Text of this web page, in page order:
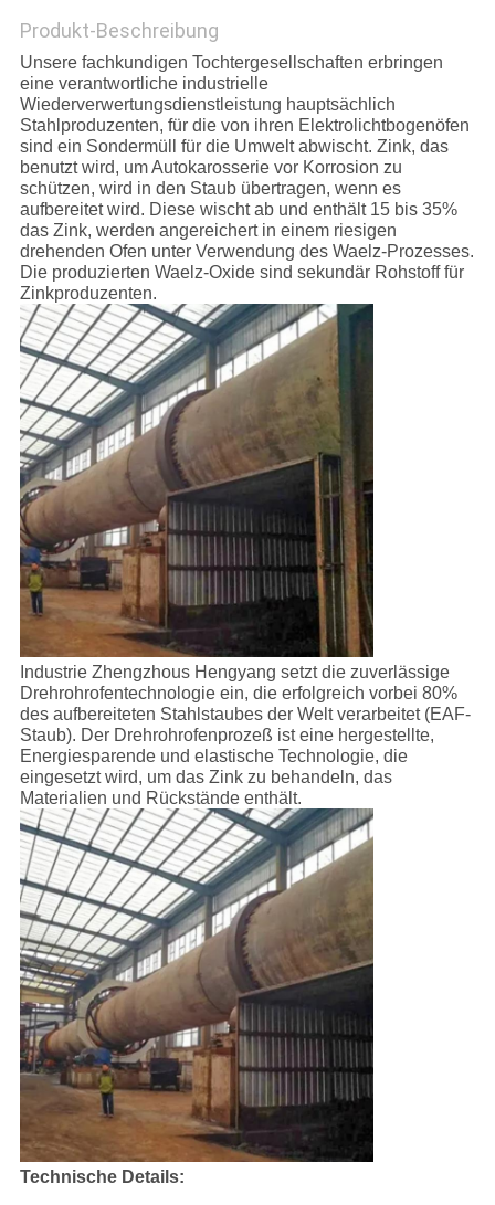
Produkt-Beschreibung
Unsere fachkundigen Tochtergesellschaften erbringen
eine verantwortliche industrielle
Wiederverwertungsdienstleistung hauptsächlich
Stahlproduzenten, für die von ihren Elektrolichtbogenöfen
sind ein Sondermüll für die Umwelt abwischt. Zink, das
benutzt wird, um Autokarosserie vor Korrosion zu
schützen, wird in den Staub übertragen, wenn es
aufbereitet wird. Diese wischt ab und enthält 15 bis 35%
das Zink, werden angereichert in einem riesigen
drehenden Ofen unter Verwendung des Waelz-Prozesses.
Die produzierten Waelz-Oxide sind sekundär Rohstoff für
Zinkproduzenten.
Industrie Zhengzhous Hengyang setzt die zuverlässige
Drehrohrofentechnologie ein, die erfolgreich vorbei 80%
des aufbereiteten Stahlstaubes der Welt verarbeitet (EAF-
Staub). Der Drehrohrofenprozeß ist eine hergestellte,
Energiesparende und elastische Technologie, die
eingesetzt wird, um das Zink zu behandeln, das
Materialien und Rückstände enthält.
Technische Details: